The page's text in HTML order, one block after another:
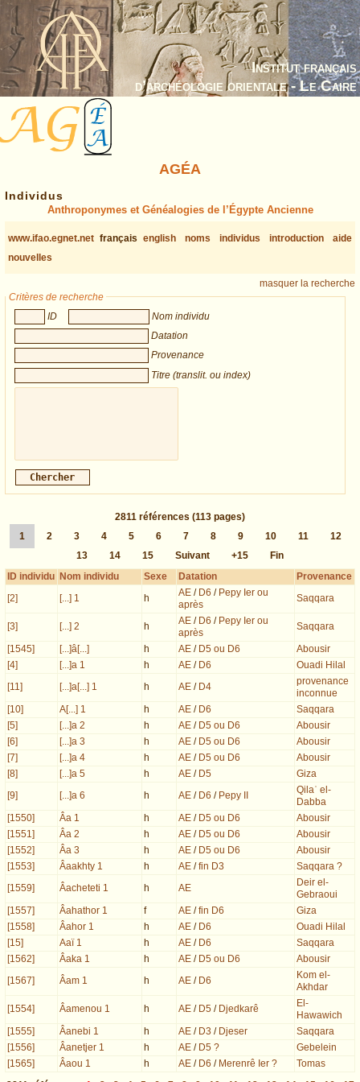
Institut français
d’archéologie orientale - Le Caire
AGÉA
Individus
Anthroponymes et Généalogies de l’Égypte Ancienne
www.ifao.egnet.net français english noms individus introduction
aide
nouvelles
masquer la recherche
Critères de recherche
ID
Nom individu
Datation
Provenance
Titre (translit. ou index)
2811 références (113 pages)
1
2 3 4 5 6 7 8 9 10 11
12
13
14 15 Suivant +15
Fin
ID individu Nom individu Sexe Datation
Provenance
[2]
[...] 1 h AE / D6 / Pepy Ier ou
après
Saqqara
[3] [...] 2 h AE / D6 / Pepy Ier ou
après
Saqqara
[1545]
[...]â[...] h AE / D5 ou D6
Abousir
[4]
[...]a 1 h AE / D6
Ouadi Hilal
[11]
[...]a[...] 1 h AE / D4
provenance
inconnue
[10]
A[...] 1 h AE / D6
Saqqara
[5]
[...]a 2 h AE / D5 ou D6
Abousir
[6]
[...]a 3 h AE / D5 ou D6
Abousir
[7]
[...]a 4 h AE / D5 ou D6
Abousir
[8]
[...]a 5 h AE / D5
Giza
[9]
[...]a 6 h AE / D6 / Pepy II
Qilaʿ el-
Dabba
[1550]
Âa 1 h AE / D5 ou D6
Abousir
[1551]
Âa 2 h AE / D5 ou D6
Abousir
[1552]
Âa 3 h AE / D5 ou D6
Abousir
[1553]
Âaakhty 1 h AE /fin D3
Saqqara ?
[1559]
Âacheteti 1 h AE
Deir el-
Gebraoui
[1557]
Âahathor 1 f AE /fin D6
Giza
[1558]
Âahor 1 h AE / D6
Ouadi Hilal
[15]
Aaï 1 h AE / D6
Saqqara
[1562]
Âaka 1 h AE / D5 ou D6
Abousir
[1567]
Âam 1 h AE / D6
Kom el-
Akhdar
[1554]
Âamenou 1 h AE / D5 / Djedkarê
El-
Hawawich
[1555]
Âanebi 1 h AE / D3 / Djeser
Saqqara
[1556]
Âanetjer 1 h AE / D5 ?
Gebelein
[1565]
Âaou 1 h AE / D6 / Merenrê Ier ?
Tomas